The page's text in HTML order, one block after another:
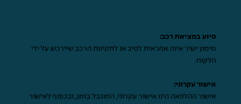
סיוע במציאת רכב:
מימון ישיר אינה אחראית לטיב או לתקינות הרכב שיירכש על ידי
הלקוח.
אישור עקרוני:
אישור ההלוואה הינו אישור עקרוני, המוגבל בזמן, ובכפוף לאישור